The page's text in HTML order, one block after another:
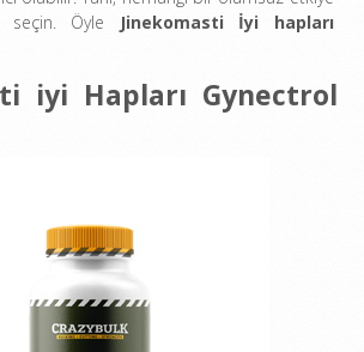
seçin. Öyle
Jinekomasti İyi hapları
iyi Hapları Gynectrol